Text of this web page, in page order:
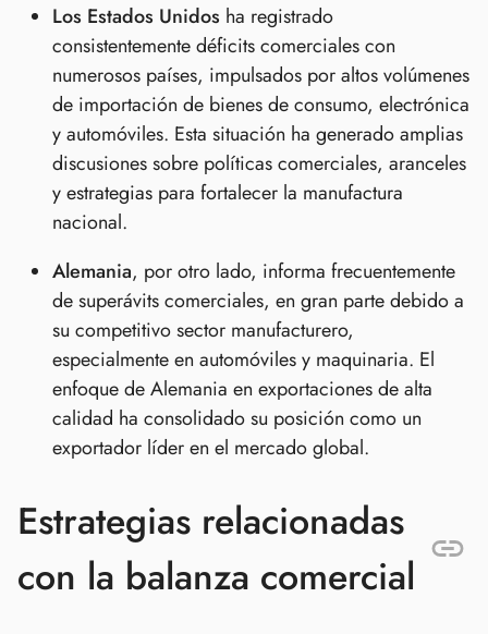
Los Estados Unidos ha registrado
consistentemente déficits comerciales con
numerosos países, impulsados por altos volúmenes
de importación de bienes de consumo, electrónica
y automóviles. Esta situación ha generado amplias
discusiones sobre políticas comerciales, aranceles
y estrategias para fortalecer la manufactura
nacional.
Alemania, por otro lado, informa frecuentemente
de superávits comerciales, en gran parte debido a
su competitivo sector manufacturero,
especialmente en automóviles y maquinaria. El
enfoque de Alemania en exportaciones de alta
calidad ha consolidado su posición como un
exportador líder en el mercado global.
Estrategias relacionadas
con la balanza comercial